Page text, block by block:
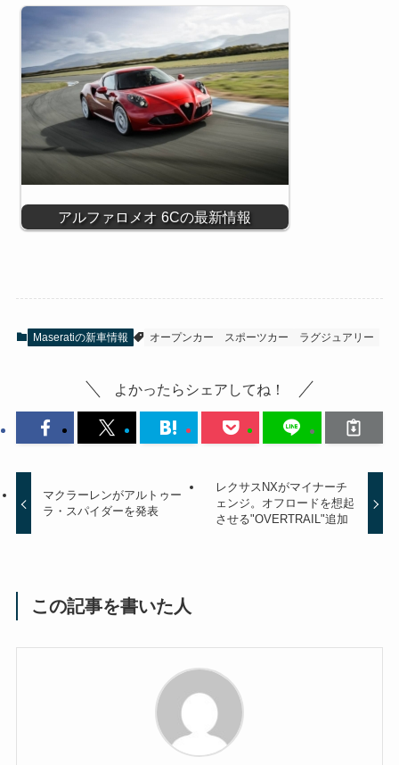
アルファロメオ 6Cの最新情報
Maseratiの新車情報 オープンカー スポーツカー ラグジュアリー
よかったらシェアしてね！
マクラーレンがアルトゥー
ラ・スパイダーを発表
レクサスNXがマイナーチ
ェンジ。オフロードを想起
させる"OVERTRAIL"追加
この記事を書いた人